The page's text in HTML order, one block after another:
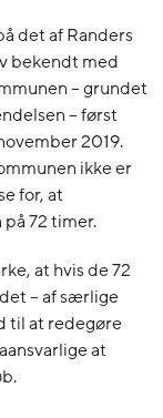
det af Randers
bekendt med
– grundet
– først
2019.
ikke er
for, at
72 timer.
at hvis de 72
– af særlige
til at redegøre
at